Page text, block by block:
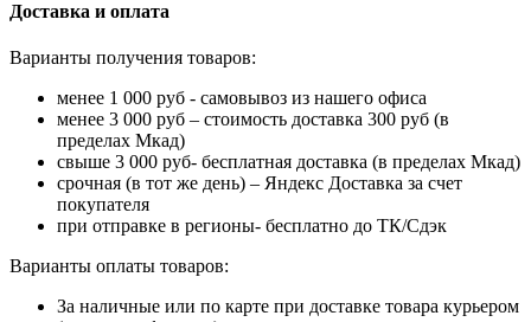
Доставка и оплата
Варианты получения товаров:
менее 1 000 руб - самовывоз из нашего офиса
менее 3 000 руб – стоимость доставка 300 руб (в
пределах Мкад)
свыше 3 000 руб- бесплатная доставка (в пределах Мкад)
срочная (в тот же день) – Яндекс Доставка за счет
покупателя
при отправке в регионы- бесплатно до ТК/Сдэк
Варианты оплаты товаров:
За наличные или по карте при доставке товара курьером